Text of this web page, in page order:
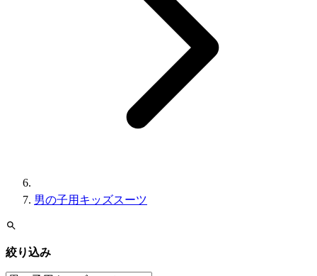
男の子用キッズスーツ
絞り込み